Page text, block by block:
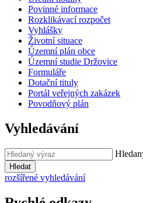
Povinné informace
Rozklikávací rozpočet
Vyhlášky
Životní situace
Územní plán obce
Územní studie Držovice
Formuláře
Dotační tituly
Portál veřejných zakázek
Povodňový plán
Vyhledávání
Hledat
rozšířené vyhledávání